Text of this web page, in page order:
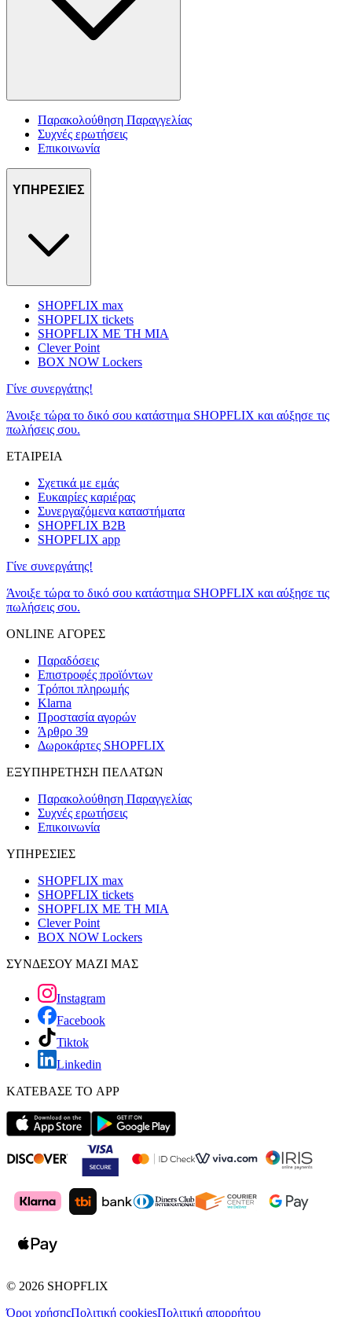
Παρακολούθηση Παραγγελίας
Συχνές ερωτήσεις
Επικοινωνία
ΥΠΗΡΕΣΙΕΣ
SHOPFLIX max
SHOPFLIX tickets
SHOPFLIX ΜΕ ΤΗ ΜΙΑ
Clever Point
BOX NOW Lockers
Γίνε συνεργάτης!
Άνοιξε τώρα το δικό σου κατάστημα SHOPFLIX και αύξησε τις
πωλήσεις σου.
ΕΤΑΙΡΕΙΑ
Σχετικά με εμάς
Ευκαιρίες καριέρας
Συνεργαζόμενα καταστήματα
SHOPFLIX B2B
SHOPFLIX app
Γίνε συνεργάτης!
Άνοιξε τώρα το δικό σου κατάστημα SHOPFLIX και αύξησε τις
πωλήσεις σου.
ONLINE ΑΓΟΡΕΣ
Παραδόσεις
Επιστροφές προϊόντων
Τρόποι πληρωμής
Klarna
Προστασία αγορών
Άρθρο 39
Δωροκάρτες SHOPFLIX
ΕΞΥΠΗΡΕΤΗΣΗ ΠΕΛΑΤΩΝ
Παρακολούθηση Παραγγελίας
Συχνές ερωτήσεις
Επικοινωνία
ΥΠΗΡΕΣΙΕΣ
SHOPFLIX max
SHOPFLIX tickets
SHOPFLIX ΜΕ ΤΗ ΜΙΑ
Clever Point
BOX NOW Lockers
ΣΥΝΔΕΣΟΥ ΜΑΖΙ ΜΑΣ
Instagram
Facebook
Tiktok
Linkedin
ΚΑΤΕΒΑΣΕ ΤΟ APP
© 2026 SHOPFLIX
Όροι χρήσηςΠολιτική cookiesΠολιτική απορρήτου